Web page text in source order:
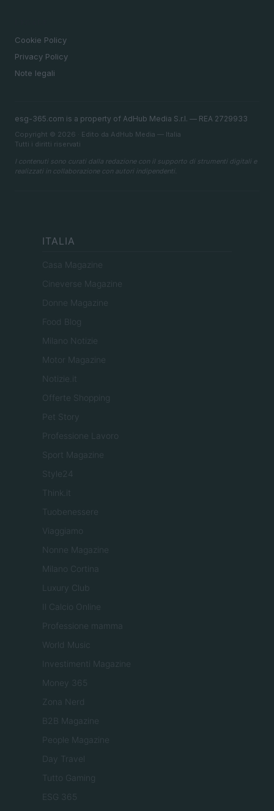
Cookie Policy
Privacy Policy
Note legali
esg-365.com is a property of AdHub Media S.r.l. — REA 2729933
Copyright © 2026 · Edito da AdHub Media — Italia
Tutti i diritti riservati
I contenuti sono curati dalla redazione con il supporto di strumenti digitali e
realizzati in collaborazione con autori indipendenti.
ITALIA
Casa Magazine
Cineverse Magazine
Donne Magazine
Food Blog
Milano Notizie
Motor Magazine
Notizie.it
Offerte Shopping
Pet Story
Professione Lavoro
Sport Magazine
Style24
Think.it
Tuobenessere
Viaggiamo
Nonne Magazine
Milano Cortina
Luxury Club
Il Calcio Online
Professione mamma
World Music
Investimenti Magazine
Money 365
Zona Nerd
B2B Magazine
People Magazine
Day Travel
Tutto Gaming
ESG 365